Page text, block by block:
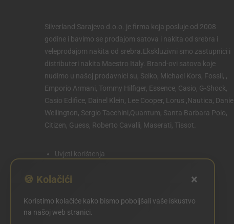
Silverland Sarajevo d.o.o. je firma koja posluje od 2008
godine i bavimo se prodajom satova i nakita od srebra i
veleprodajom nakita od srebra.Ekskluzivni smo zastupnici i
distributeri nakita Maestro Italy. Brand-ovi satova koje
nudimo u našoj prodavnici su, Seiko, Michael Kors, Fossil, ,
Emporio Armani, Tommy Hilfiger, Essence, Casio, G-Shock,
Casio Edifice, Dainel Klein, Lee Cooper, Lorus ,Nautica, Daniel
Wellington, Sergio Tacchini,Quantum, Santa Barbara Polo,
Citizen, Guess, Roberto Cavalli, Maserati, Tissot.
Uvjeti korištenja
Politika kolačića
POSTAVKE KOLAČIĆA
🍪 Kolačići ×
Koristimo kolačiće kako bismo poboljšali vaše iskustvo
na našoj web stranici.